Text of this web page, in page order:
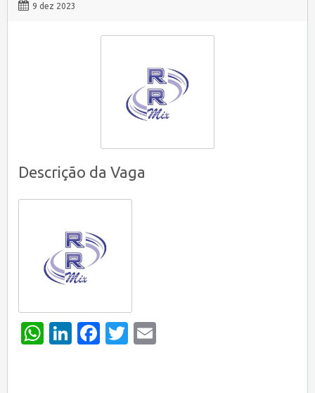
9 dez 2023
Descrição da Vaga
WhatsApp
LinkedIn
Facebook
Twitter